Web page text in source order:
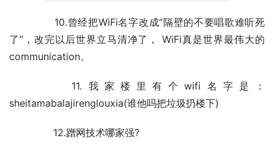
了”，改完以后世界立马清净了， WiFi真是世界最伟大的
communication。
sheitamabalajirenglouxia(谁他吗把垃圾扔楼下)
	　　12.蹭网技术哪家强?